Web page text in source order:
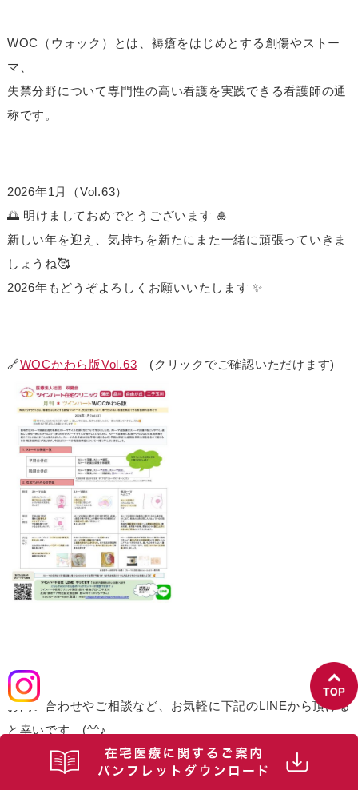
WOC（ウォック）とは、褥瘡をはじめとする創傷やストー
マ、
失禁分野について専門性の高い看護を実践できる看護師の通
称です。
2026年1月（Vol.63）
🌅 明けましておめでとうございます 🎍
新しい年を迎え、気持ちを新たにまた一緒に頑張っていきま
しょうね🥰
2026年もどうぞよろしくお願いいたします ✨
🔗WOCかわら版Vol.63 (クリックでご確認いただけます)
お問い合わせやご相談など、お気軽に下記のLINEから頂ける
と幸いです (^^♪